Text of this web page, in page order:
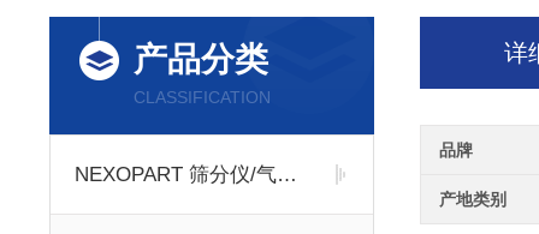
产品分类
CLASSIFICATION
NEXOPART 筛分仪/气流筛
详
品牌
产地类别